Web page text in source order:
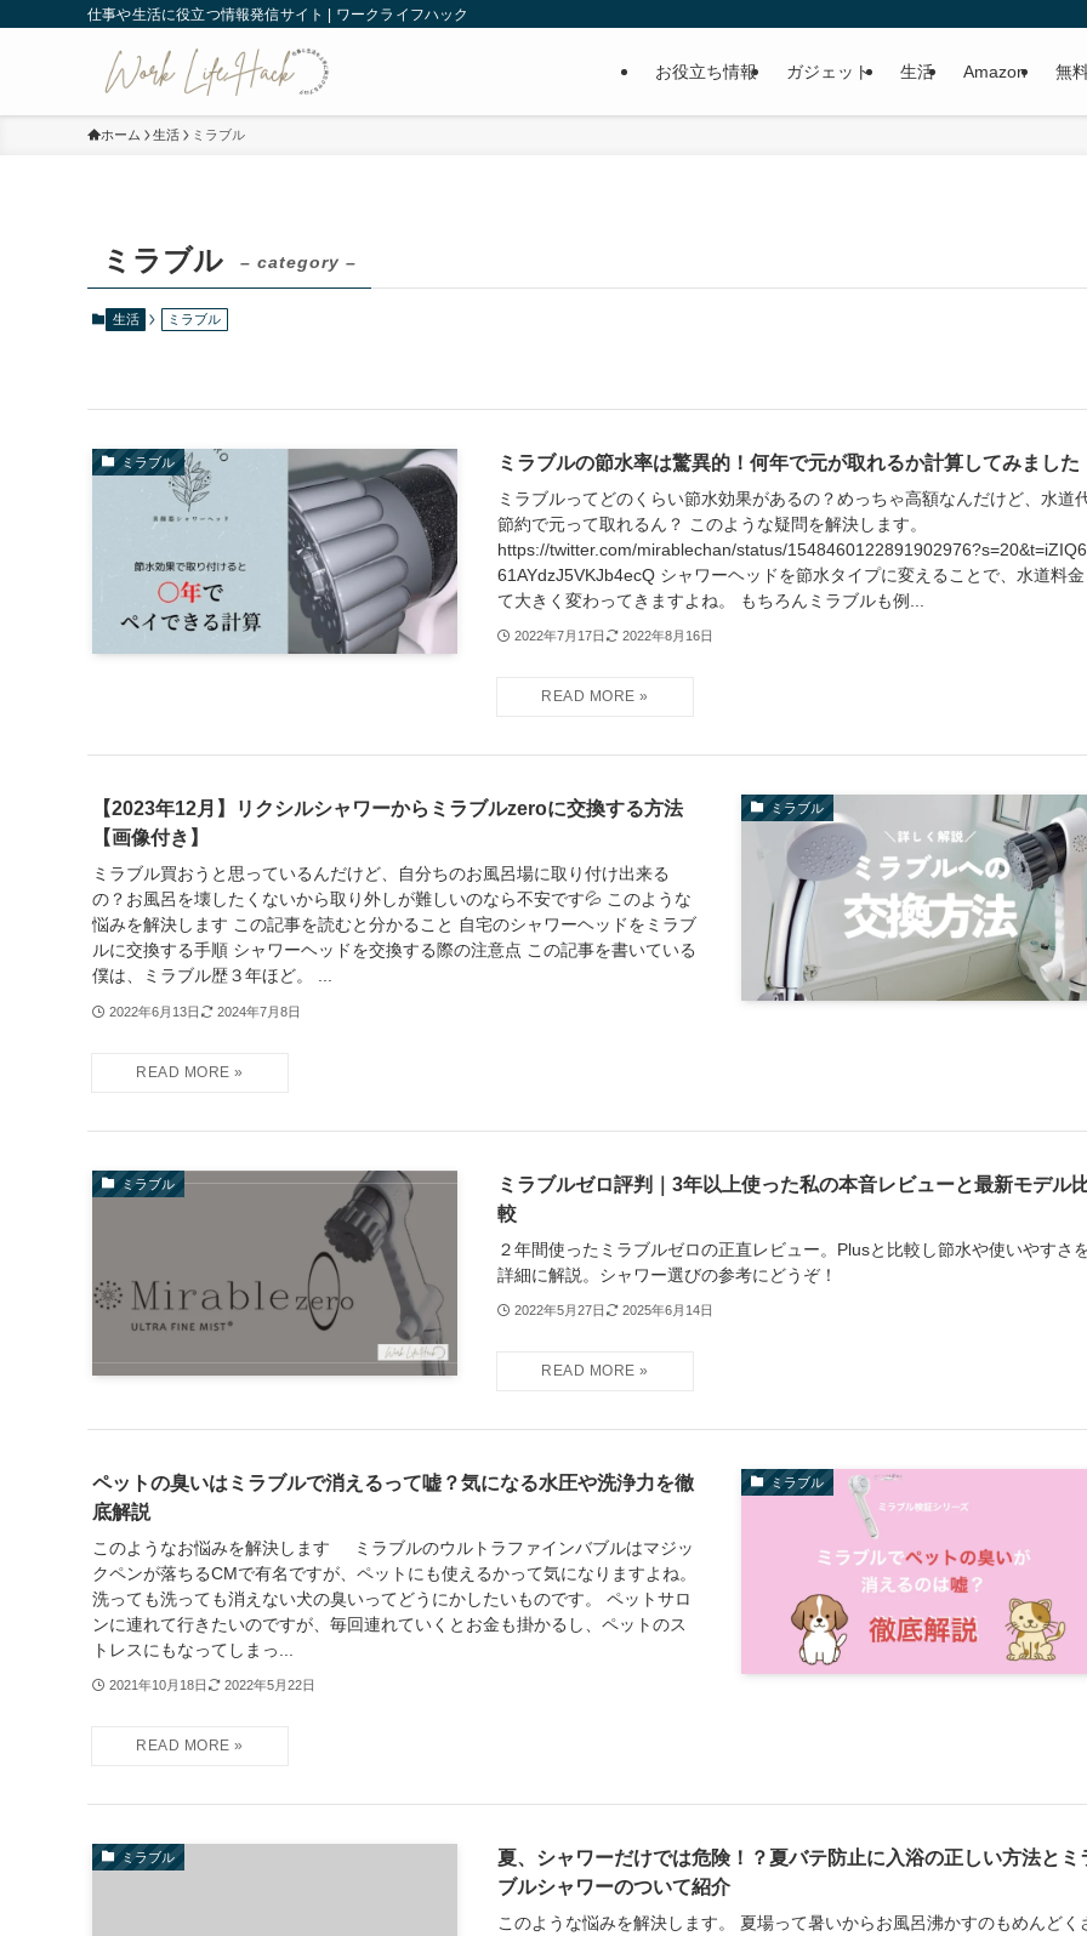
仕事や生活に役立つ情報発信サイト | ワークライフハック
お役立ち情報 ガジェット 生活 Amazon 無
ホーム 生活 ミラブル
ミラブル – category –
生活 ミラブル
ミラブル ミラブルの節水率は驚異的！何年で元が取れるか計算してみました
ミラブルってどのくらい節水効果があるの？めっちゃ高額なんだけど、水道
節約で元って取れるん？ このような疑問を解決します。
https://twitter.com/mirablechan/status/
61AYdzJ5VKJb4ecQ シャワーヘッドを節水タイプに変えることで、水道料
て大きく変わってきますよね。 もちろんミラブルも例...
2022年7月17日 2022年8月16日
ミラブル
【2023年12月】リクシルシャワーからミラブルzeroに交換する方法
【画像付き】
ミラブル買おうと思っているんだけど、自分ちのお風呂場に取り付け出来る
の？お風呂を壊したくないから取り外しが難しいのなら不安です💦 このような
悩みを解決します この記事を読むと分かること 自宅のシャワーヘッドをミラブ
ルに交換する手順 シャワーヘッドを交換する際の注意点 この記事を書いている
僕は、ミラブル歴３年ほど。 ...
2022年6月13日 2024年7月8日
ミラブル
ミラブルゼロ評判｜3年以上使った私の本音レビューと最新モデル
較
２年間使ったミラブルゼロの正直レビュー。Plusと比較し節水や使いやすさ
詳細に解説。シャワー選びの参考にどうぞ！
2022年5月27日 2025年6月14日
ミラブル
ペットの臭いはミラブルで消えるって嘘？気になる水圧や洗浄力を徹
底解説
このようなお悩みを解決します ミラブルのウルトラファインバブルはマジッ
クペンが落ちるCMで有名ですが、ペットにも使えるかって気になりますよね。
洗っても洗っても消えない犬の臭いってどうにかしたいものです。 ペットサロ
ンに連れて行きたいのですが、毎回連れていくとお金も掛かるし、ペットのス
トレスにもなってしまっ...
2021年10月18日 2022年5月22日
ミラブル
夏、シャワーだけでは危険！？夏バテ防止に入浴の正しい方法とミ
ブルシャワーのついて紹介
このような悩みを解決します。 夏場って暑いからお風呂沸かすのもめんどく